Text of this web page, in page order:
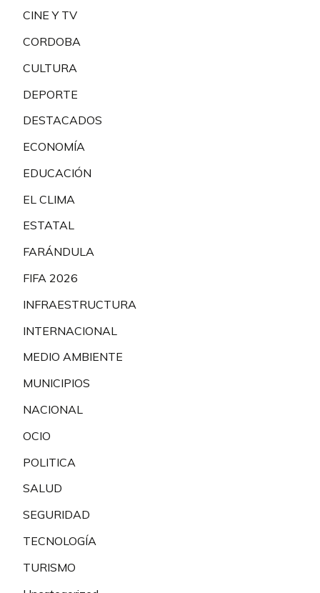
CINE Y TV
CORDOBA
CULTURA
DEPORTE
DESTACADOS
ECONOMÍA
EDUCACIÓN
EL CLIMA
ESTATAL
FARÁNDULA
FIFA 2026
INFRAESTRUCTURA
INTERNACIONAL
MEDIO AMBIENTE
MUNICIPIOS
NACIONAL
OCIO
POLITICA
SALUD
SEGURIDAD
TECNOLOGÍA
TURISMO